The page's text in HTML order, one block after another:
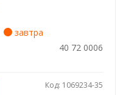
завтра
40 72 0006
Код: 1069234-35